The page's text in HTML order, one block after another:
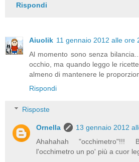
Rispondi
Aiuolik 11 gennaio 2012 alle ore
Al momento sono senza
occhio, ma quando leggo le
almeno di mantenere le
Rispondi
Risposte
Ornella
13 gennaio 2012
Ahahahah "occhimetro"!!!
l'occhimetro un po' più a cuor